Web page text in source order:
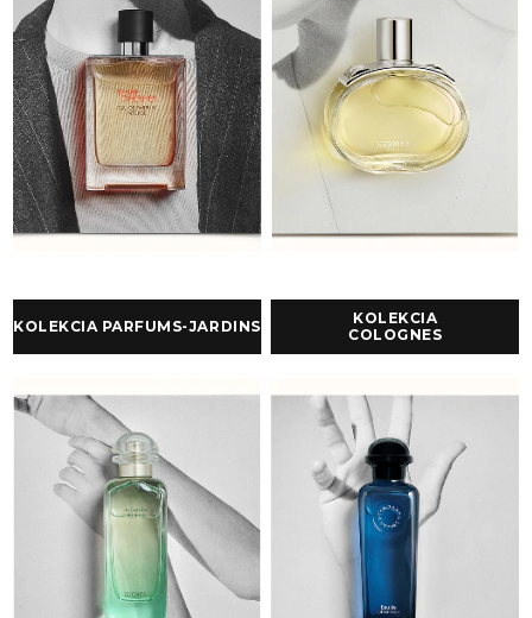
KOLEKCIA PARFUMS-JARDINS
KOLEKCIA
COLOGNES